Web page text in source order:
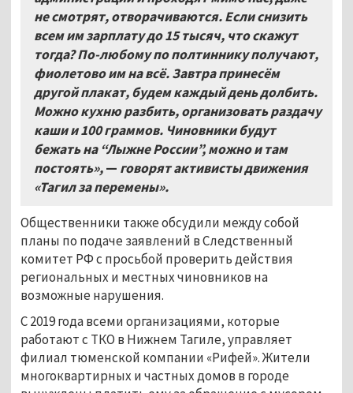
не смотрят, отворачиваются. Если снизить
всем им зарплату до 15 тысяч, что скажут
тогда? По-любому по полтиннику получают,
фиолетово им на всё. Завтра принесём
другой плакат, будем каждый день долбить.
Можно кухню разбить, организовать раздачу
каши и 100 граммов. Чиновники будут
бежать на “Лыжне России”, можно и там
постоять»,— говорят активисты движения
«Тагил за перемены».
Общественники также обсудили между собой
планы по подаче заявлений в Следственный
комитет РФ с просьбой проверить действия
региональных и местных чиновников на
возможные нарушения.
С 2019 года всеми организациями, которые
работают с ТКО в Нижнем Тагиле, управляет
филиал тюменской компании «Рифей». Жители
многоквартирных и частных домов в городе